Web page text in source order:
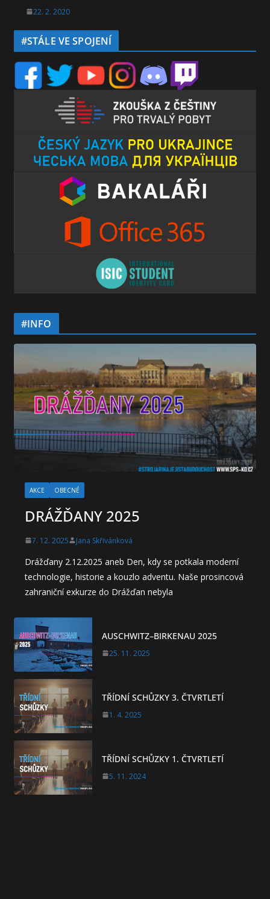
22. 2. 2020
#STÁLE VE SPOJENÍ
#INFO
AKCE OBECNÉ
DRÁŽĎANY 2025
7. 12. 2025 Jana Skřivánková
Drážďany 2.12.2025 aneb Den, kdy se potkala moderní
technologie, historie a kouzlo adventu. Naše prosincová
zahraniční exkurze do Drážďan nebyla
AUSCHWITZ–BIRKENAU 2025
25. 11. 2025
TŘÍDNÍ SCHŮZKY 3. ČTVRTLETÍ
1. 4. 2025
TŘÍDNÍ SCHŮZKY 1. ČTVRTLETÍ
5. 11. 2024